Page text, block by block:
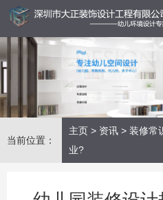
当前位置：
主页 > 资讯 > 装修常
业?